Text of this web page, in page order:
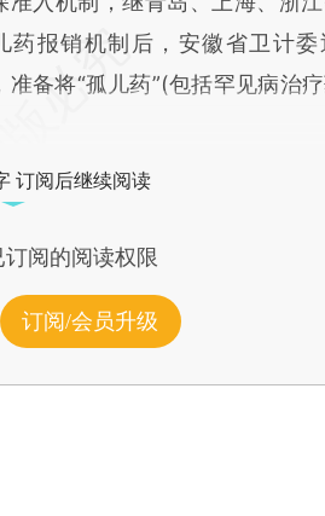
药报销机制后，安徽省卫计委
准备将“孤儿药”(包括罕见病治
订阅后继续阅读
阅的阅读权限
订阅/会员升级